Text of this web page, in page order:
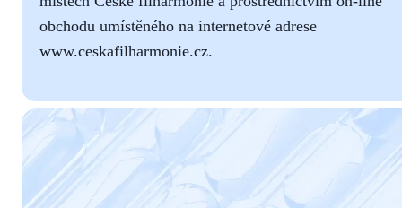
obchodu umístěného na internetové adrese
www.ceskafilharmonie.cz.